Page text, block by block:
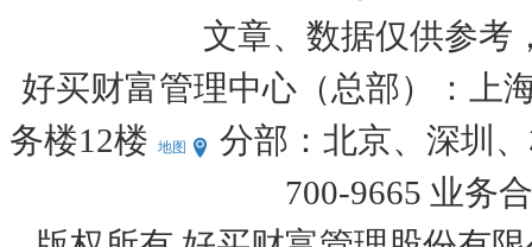
文章、数据仅供参考
好买财富管理中心（总部）：上
务楼12楼
地图
分部：北京、深圳
700-9665 业务